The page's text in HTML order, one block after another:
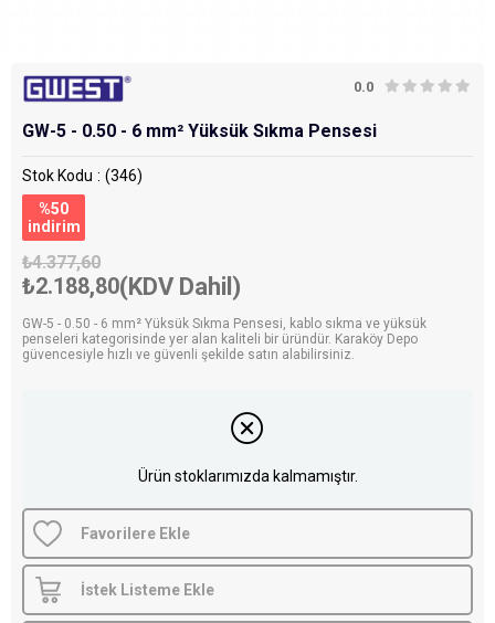
0.0
GW-5 - 0.50 - 6 mm² Yüksük Sıkma Pensesi
Stok Kodu
(346)
%50
i̇ndirim
₺4.377,60
₺2.188,80(KDV Dahil)
GW-5 - 0.50 - 6 mm² Yüksük Sıkma Pensesi, kablo sıkma ve yüksük
penseleri kategorisinde yer alan kaliteli bir üründür. Karaköy Depo
güvencesiyle hızlı ve güvenli şekilde satın alabilirsiniz.
Ürün stoklarımızda kalmamıştır.
Favorilere Ekle
İstek Listeme Ekle